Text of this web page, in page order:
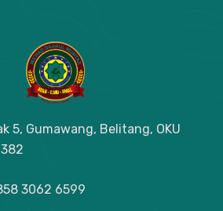
5, Gumawang, Belitang, OKU
3062 6599